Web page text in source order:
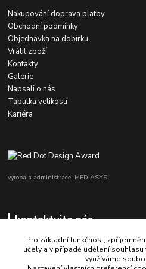
Nakupování doprava platby
Obchodní podmínky
Objednávka na dobírku
Vrátit zboží
Kontakty
Galerie
Napsali o nás
Tabulka velikostí
Kariéra
výroba a administrace: MEDIASYS
kontaktujte nás
Pro základní funkčnost,
účely a v případě udělení
využíváme